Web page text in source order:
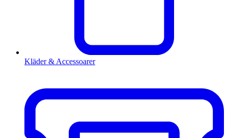
Kläder & Accessoarer